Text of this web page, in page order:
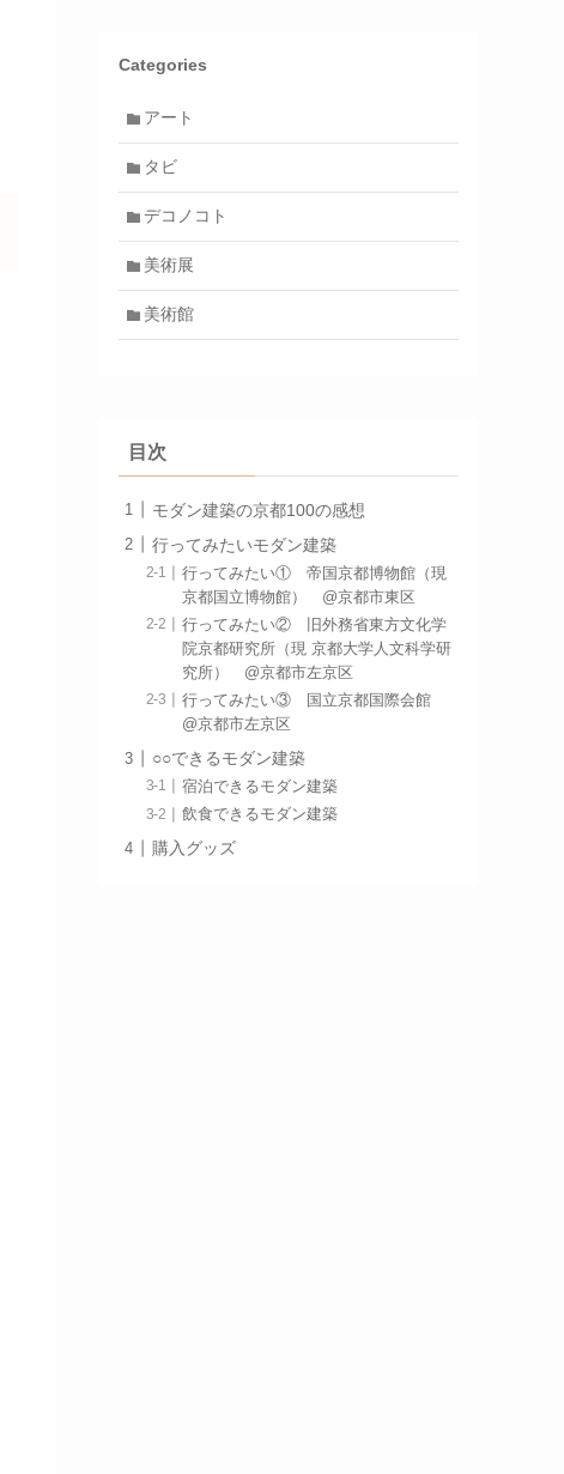
Categories
アート
タビ
デコノコト
美術展
美術館
目次
モダン建築の京都100の感想
行ってみたいモダン建築
行ってみたい① 帝国京都博物館（現
京都国立博物館） @京都市東区
行ってみたい② 旧外務省東方文化学
院京都研究所（現 京都大学人文科学研
究所） @京都市左京区
行ってみたい③ 国立京都国際会館
@京都市左京区
○○できるモダン建築
宿泊できるモダン建築
飲食できるモダン建築
購入グッズ